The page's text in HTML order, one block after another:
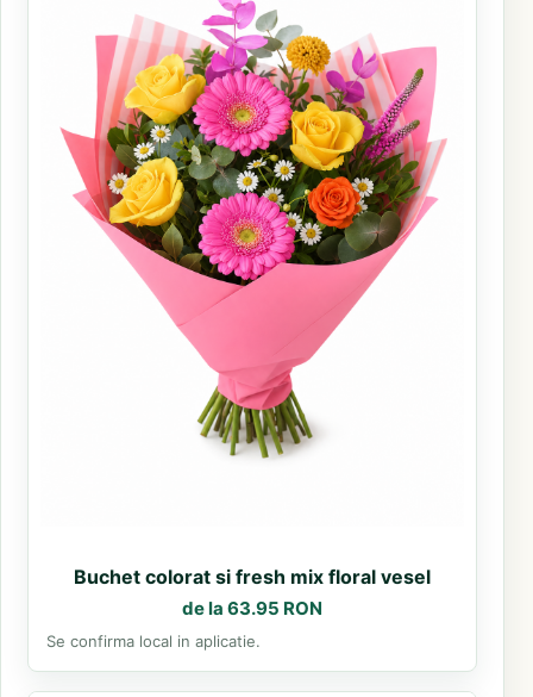
Buchet colorat si fresh mix floral vesel
de la 63.95 RON
Se confirma local in aplicatie.